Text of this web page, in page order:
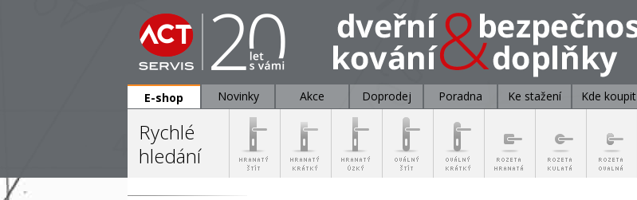
E-shop
Novinky Akce Doprodej Poradna Ke stažení Kde koupit
Rychlé
hledání